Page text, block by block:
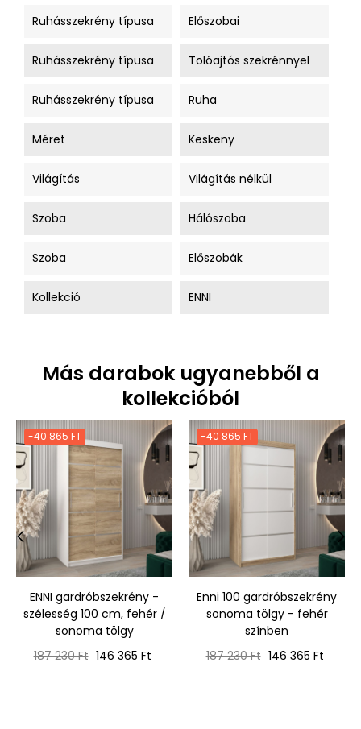
Ruhásszekrény típusa Előszobai
Ruhásszekrény típusa Tolóajtós szekrénnyel
Ruhásszekrény típusa Ruha
Méret Keskeny
Világítás Világítás nélkül
Szoba Hálószoba
Szoba Előszobák
Kollekció ENNI
Más darabok ugyanebből a
kollekcióból
-40 865 FT
ENNI gardróbszekrény -
szélesség 100 cm, fehér /
sonoma tölgy
Normál
187 230 Ft Ár
146 365 Ft
-40 865 FT
Enni 100 gardróbszekrény
sonoma tölgy - fehér
színben
Normál
187 230 Ft Ár
146 365 Ft
‹